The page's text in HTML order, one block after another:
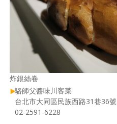
炸銀絲卷
駱師父醬味川客菜
台北市大同區民族西路31巷36號
02-2591-6228